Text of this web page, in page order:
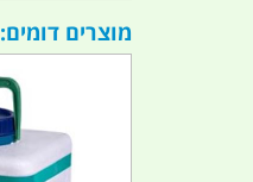
מוצרים דומים: